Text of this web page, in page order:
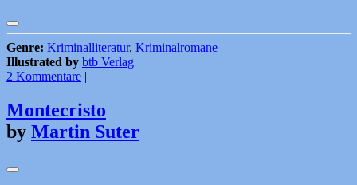
Genre: Kriminalliteratur, Kriminalromane
Illustrated by btb Verlag
2 Kommentare |
Montecristo
by Martin Suter